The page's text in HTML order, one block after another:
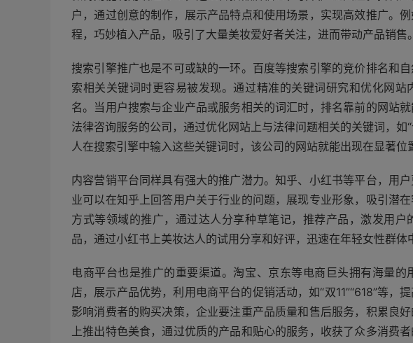
户，通过创意的制作，展示产品特点和使用场景，实现高效推广。
程，巧妙植入产品，吸引了大量美妆爱好者关注，进而带动产品销售。
搜索引擎推广也是不可或缺的一环。百度等搜索引擎的竞价排名和
索相关关键词时更容易被发现。通过精准的关键词研究和优化网
名。当用户搜索与企业产品或服务相关的词汇时，排名靠前的网站
法律咨询服务的公司，通过优化网站上与法律问题相关的关键词，如
人在搜索引擎中输入这些关键词时，该公司的网站就能出现在显著位
内容营销平台同样具有强大的推广潜力。知乎、小红书等平台，用
业可以在知乎上回答用户关于行业的问题，展现专业形象，吸引潜
方式等领域的推广，通过达人分享种草笔记，推荐产品，激发用
品，通过小红书上美妆达人的试用分享和好评，迅速在年轻女性群体
电商平台也是推广的重要渠道。淘宝、京东等电商巨头拥有海量
店，展示产品优势，利用电商平台的促销活动，如“双11”“618”等，
影响消费者的购买决策，企业要注重产品质量和售后服务，积累良
上推出特色美食，通过优质的产品和贴心的服务，收获了众多消费